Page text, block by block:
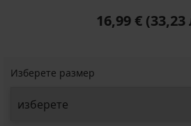
16,99 € (33,23
Изберете размер